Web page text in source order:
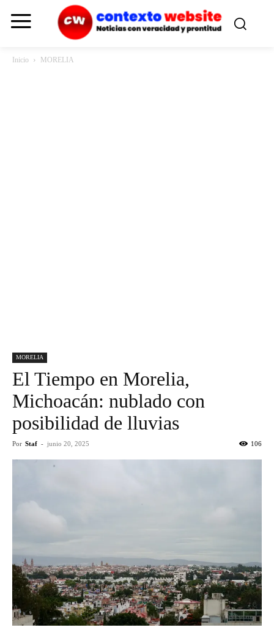
Inicio MORELIA
MORELIA
El Tiempo en Morelia,
Michoacán: nublado con
posibilidad de lluvias
Por Staf - junio 20, 2025 106